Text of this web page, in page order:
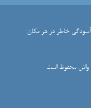
خاطر در هر مکان